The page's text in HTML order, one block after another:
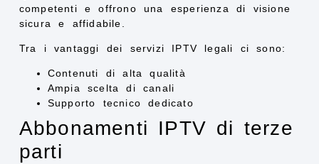
competenti e offrono una esperienza di visione
sicura e affidabile.
Tra i vantaggi dei servizi IPTV legali ci sono:
Contenuti di alta qualità
Ampia scelta di canali
Supporto tecnico dedicato
Abbonamenti IPTV di terze
parti